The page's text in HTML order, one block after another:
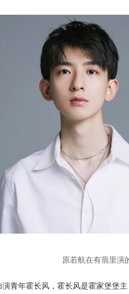
原若航在有翡里演
青年霍长风，霍长风是霍家堡堡